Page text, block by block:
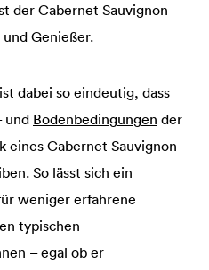
der Cabernet Sauvignon
Genießer.
dabei so eindeutig, dass
und Bodenbedingungen der
eines Cabernet Sauvignon
So lässt sich ein
weniger erfahrene
typischen
– egal ob er